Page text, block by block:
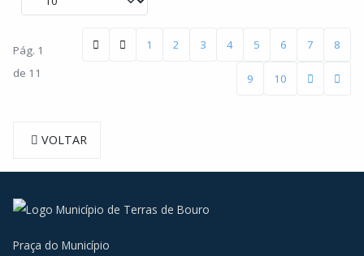
Pág. 1
de 11
1 2 3 4 5 6 7 8
9 10
VOLTAR
Praça do Município